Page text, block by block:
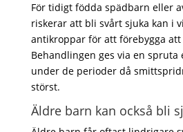
För tidigt födda spädbarn eller
riskerar att bli svårt sjuka kan i
antikroppar för att förebygga att
Behandlingen ges via en spruta
under de perioder då
störst.
Äldre barn kan också bli